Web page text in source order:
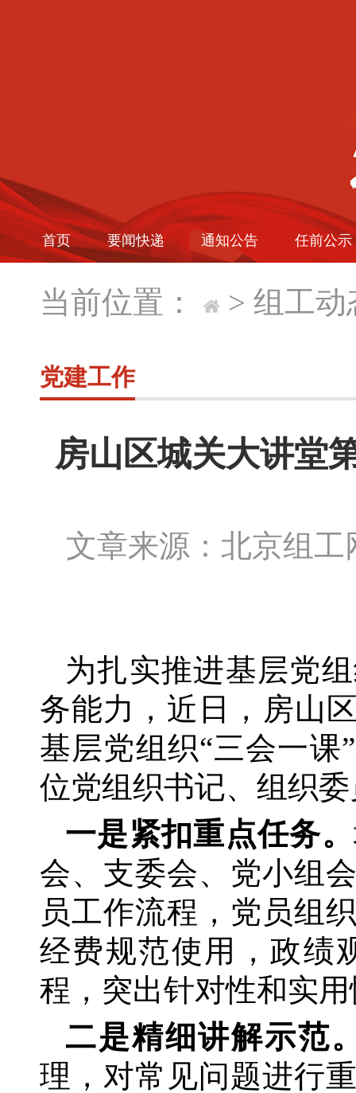
首页 要闻快递 通知公告 任前公示
当前位置： > 组工动
党建工作
房山区城关大讲堂
文章来源：北京
为扎实推进基层党
务能力，近日，房山
基层党组织“三会一
位党组织书记、组织
一是紧扣重点任务。
会、支委会、党小组
员工作流程，党员组
经费规范使用，政绩
程，突出针对性和实
二是精细讲解示范
理，对常见问题进行